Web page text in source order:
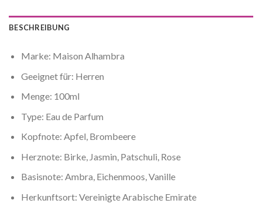
BESCHREIBUNG
Marke: Maison Alhambra
Geeignet für: Herren
Menge: 100ml
Type: Eau de Parfum
Kopfnote: Apfel, Brombeere
Herznote: Birke, Jasmin, Patschuli, Rose
Basisnote: Ambra, Eichenmoos, Vanille
Herkunftsort: Vereinigte Arabische Emirate